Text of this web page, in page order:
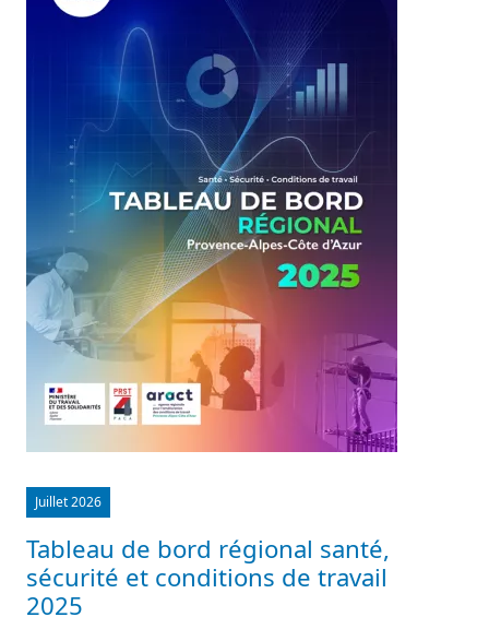
Juillet 2026
Tableau de bord régional santé,
sécurité et conditions de travail
2025